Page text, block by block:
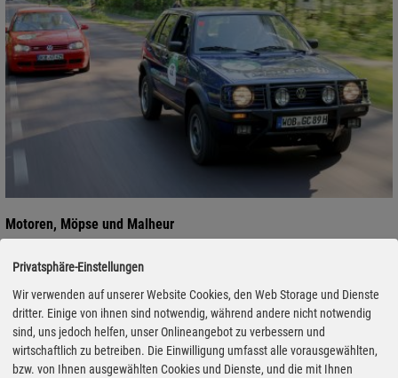
Motoren, Möpse und Malheur
07.05.2024 - Die insgesamt sieben unter 100 Teams – drei von
des Zeithauses der Autostadt – war Wolfsburg bei der 15.
Hamburg-Berlin-Klassik-Oldtimer-Rallye am vergangenen
Wochenende vertreten. Beim Auftakt der Oldtimersaison 2024
Himmel sorgten die rollenden Museen für viele Emotionen an den
Privatsphäre-Einstellungen
Wir verwenden auf unserer Website Cookies, den Web Storage und Dienste
dritter. Einige von ihnen sind notwendig, während andere nicht notwendig
sind, uns jedoch helfen, unser Onlineangebot zu verbessern und
wirtschaftlich zu betreiben. Die Einwilligung umfasst alle vorausgewählten,
bzw. von Ihnen ausgewählten Cookies und Dienste, und die mit Ihnen